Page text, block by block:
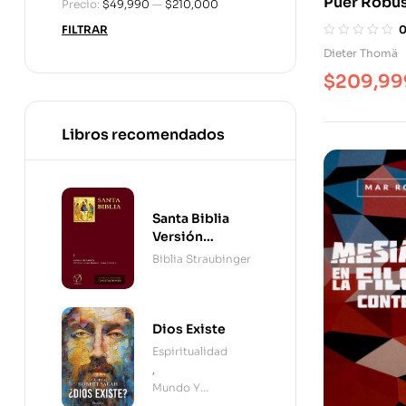
Filosofía
0
Dieter Thomä
$
FILTRAR
Precio: $49,990 — $210,000
Libros recomendados
Santa Biblia
Versión
Straubinger - 2
Biblia Straubinger
Dios Existe
Espiritualidad
,
Mundo Y